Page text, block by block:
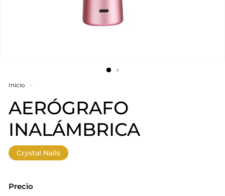
Inicio >
AERÓGRAFO
INALÁMBRICA
Crystal Nails
Precio